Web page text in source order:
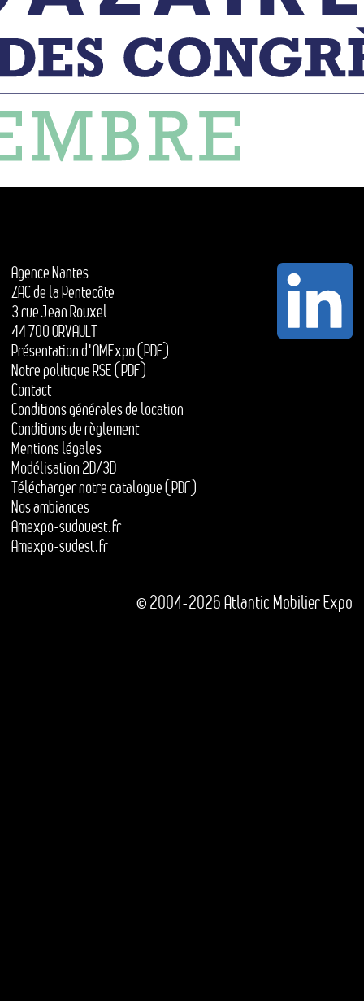
Agence Nantes
ZAC de la Pentecôte
3 rue Jean Rouxel
44 700 ORVAULT
Présentation d'AMExpo (PDF)
Notre politique RSE (PDF)
Contact
Conditions générales de location
Conditions de règlement
Mentions légales
Modélisation 2D/3D
Télécharger notre catalogue (PDF)
Nos ambiances
Amexpo-sudouest.fr
Amexpo-sudest.fr
© 2004-2026 Atlantic Mobilier Expo